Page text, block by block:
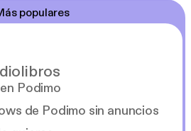
populares
Podimo
de Podimo sin anuncios